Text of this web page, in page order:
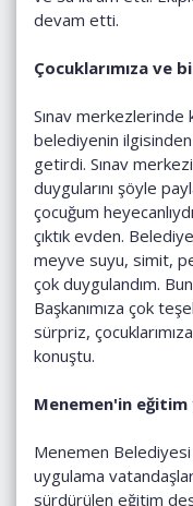
devam etti.
Çocuklarımıza ve
Sınav merkezlerinde
belediyenin
getirdi. Sınav
duygularını şöyle
çocuğum
çıktık evden.
meyve suyu, simit,
çok duygulandım.
Başkanımıza çok
sürpriz,
konuştu.
Menemen'in eğitim
Menemen
uygulama
sürdürülen eğitim